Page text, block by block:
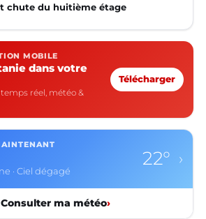
chute du huitième étage
MOBILE
dans votre
réel, météo &
Télécharger
· Ciel dégagé
22° ›
Consulter ma météo›